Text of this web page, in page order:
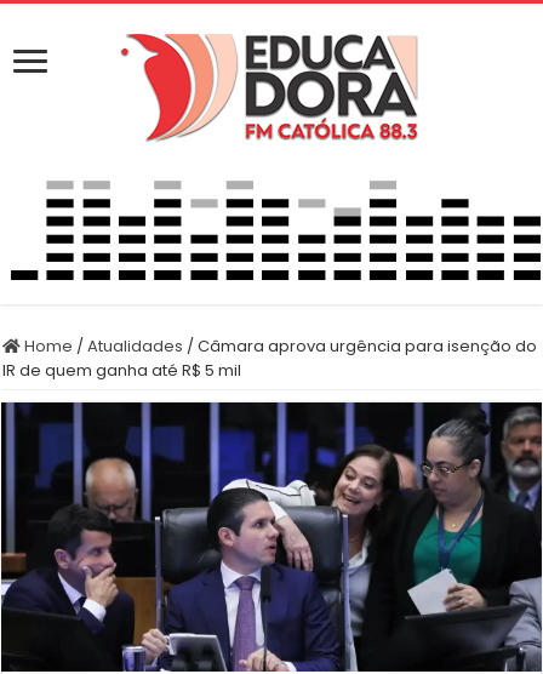
Home /Atualidades /Câmara aprova urgência para isenção do
IR de quem ganha até R$ 5 mil